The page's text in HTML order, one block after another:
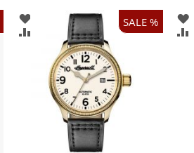
ZUR
WUNSCHLISTE
HINZUFÜGEN
ZUR
VERGLEICHSLISTE
HINZUFÜGEN
SALE %